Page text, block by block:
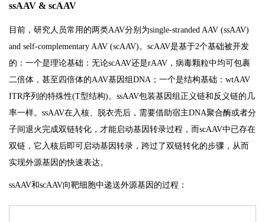
ssAAV & scAAV
目前，研究人员常用的两类AAV分别为single-stranded AAV (ssAAV)
and self-complementary AAV (scAAV)。scAAV是基于2个基础被开发
的：一个是理论基础：无论scAAV还是rAAV，病毒颗粒中均可包裹
二倍体，甚至四倍体的AAV基因组DNA；一个是结构基础：wtAAV
ITR序列的特殊性(T型结构)。ssAAV包装基因组正义链和反义链的几
率一样。ssAAV在入核、脱衣壳后，需要借助宿主DNA聚合酶或者分
子间退火完成双链转化，才能启动基因转录过程，而scAAV中已存在
双链，它入核后即可启动基因转录，跨过了双链转化的步骤，从而
实现外源基因的快速表达。
ssAAV和scAAV向靶细胞中递送外源基因的过程：